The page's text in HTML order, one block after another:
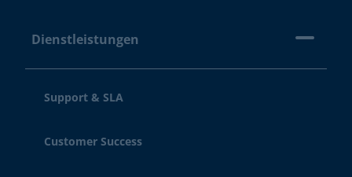
Dienstleistungen
Support & SLA
Customer Success